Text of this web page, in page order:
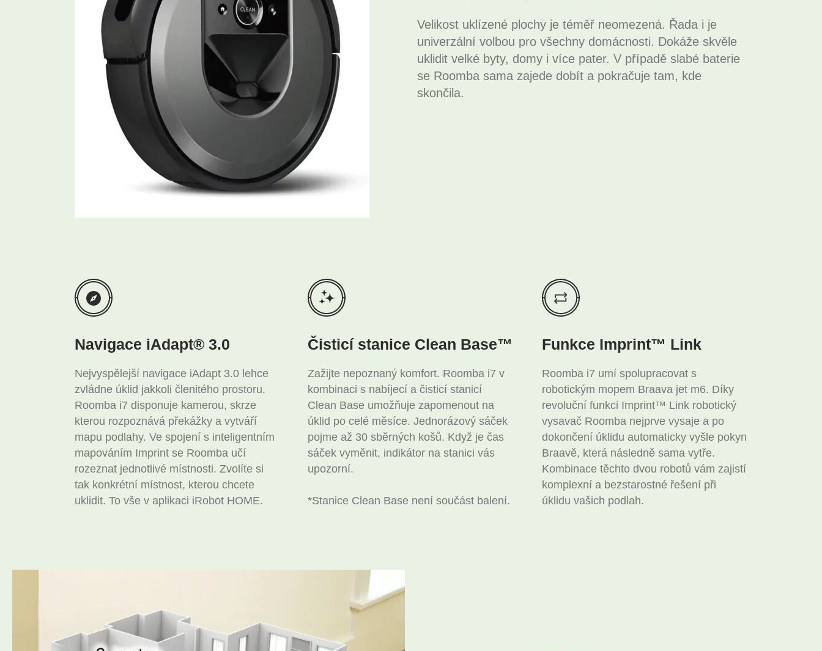
Velikost uklízené plochy je téměř neomezená. Řada i je
univerzální volbou pro všechny domácnosti. Dokáže skvěle
uklidit velké byty, domy i více pater. V případě slabé baterie
se Roomba sama zajede dobít a pokračuje tam, kde
skončila.
Navigace iAdapt® 3.0
Nejvyspělejší navigace iAdapt 3.0 lehce
zvládne úklid jakkoli členitého prostoru.
Roomba i7 disponuje kamerou, skrze
kterou rozpoznává překážky a vytváří
mapu podlahy. Ve spojení s inteligentním
mapováním Imprint se Roomba učí
rozeznat jednotlivé místnosti. Zvolíte si
tak konkrétní místnost, kterou chcete
uklidit. To vše v aplikaci iRobot HOME.
Čisticí stanice Clean Base™
Zažijte nepoznaný komfort. Roomba i7 v
kombinaci s nabíjecí a čisticí stanicí
Clean Base umožňuje zapomenout na
úklid po celé měsíce. Jednorázový sáček
pojme až 30 sběrných košů. Když je čas
sáček vyměnit, indikátor na stanici vás
upozorní.
*Stanice Clean Base není součást balení.
Funkce Imprint™ Link
Roomba i7 umí spolupracovat s
robotickým mopem Braava jet m6. Díky
revoluční funkci Imprint™ Link robotický
vysavač Roomba nejprve vysaje a po
dokončení úklidu automaticky vyšle pokyn
Braavě, která následně sama vytře.
Kombinace těchto dvou robotů vám zajistí
komplexní a bezstarostné řešení při
úklidu vašich podlah.